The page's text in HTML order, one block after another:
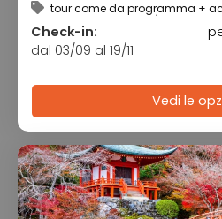
tour come da programma +
assicurazione medico/bagaglio
Check-in:
dal 03/09 al 19/11
Vedi le